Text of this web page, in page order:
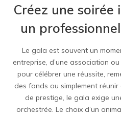
Créez une soirée
un
Le gala est souvent un
entreprise, d’une association
pour célébrer une réussite,
des fonds ou simplement
de prestige, le gala exige
orchestrée. Le choix d’un